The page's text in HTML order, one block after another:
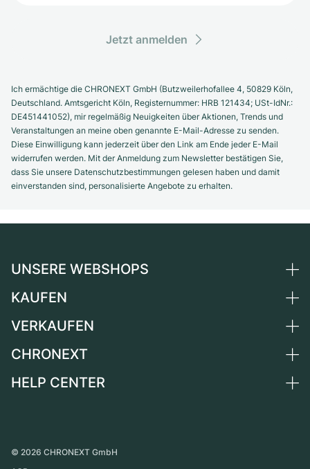
Jetzt anmelden
Ich ermächtige die CHRONEXT GmbH (Butzweilerhofallee 4, 50829 Köln,
Deutschland. Amtsgericht Köln, Registernummer: HRB 121434; USt-IdNr.:
DE451441052), mir regelmäßig Neuigkeiten über Aktionen, Trends und
Veranstaltungen an meine oben genannte E-Mail-Adresse zu senden.
Diese Einwilligung kann jederzeit über den Link am Ende jeder E-Mail
widerrufen werden. Mit der Anmeldung zum Newsletter bestätigen Sie,
dass Sie unsere Datenschutzbestimmungen gelesen haben und damit
einverstanden sind, personalisierte Angebote zu erhalten.
UNSERE WEBSHOPS
Deutschland
Schweiz
Frankreich
KAUFEN
Alle Luxusuhren
Independent Brands
VERKAUFEN
Uhr verkaufen
CHRONEXT
Über uns
Partner
HELP CENTER
Persönliche Abholung
© 2026 CHRONEXT GmbH